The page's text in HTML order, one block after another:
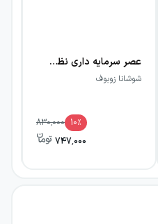
عصر سرمایه داری نظارتی (مبارزه برای آینده‌ای انسانی در جبهه جدید قدرت)
شوشانا زوبوف
830,000 10٪
747,000